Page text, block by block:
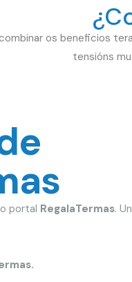
os beneficios
tensións
portal RegalaTermas.